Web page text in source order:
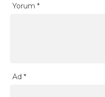
Yorum *
Ad *